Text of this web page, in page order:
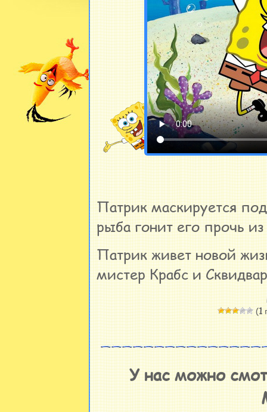
Патрик маскируется
рыба гонит его прочь
Патрик живет новой
мистер Крабс и
(1
У нас можно